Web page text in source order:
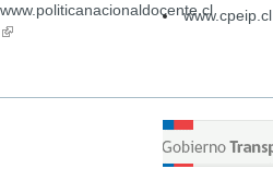
www.politicanacionaldocente.cl
(link
www.cpeip.cl